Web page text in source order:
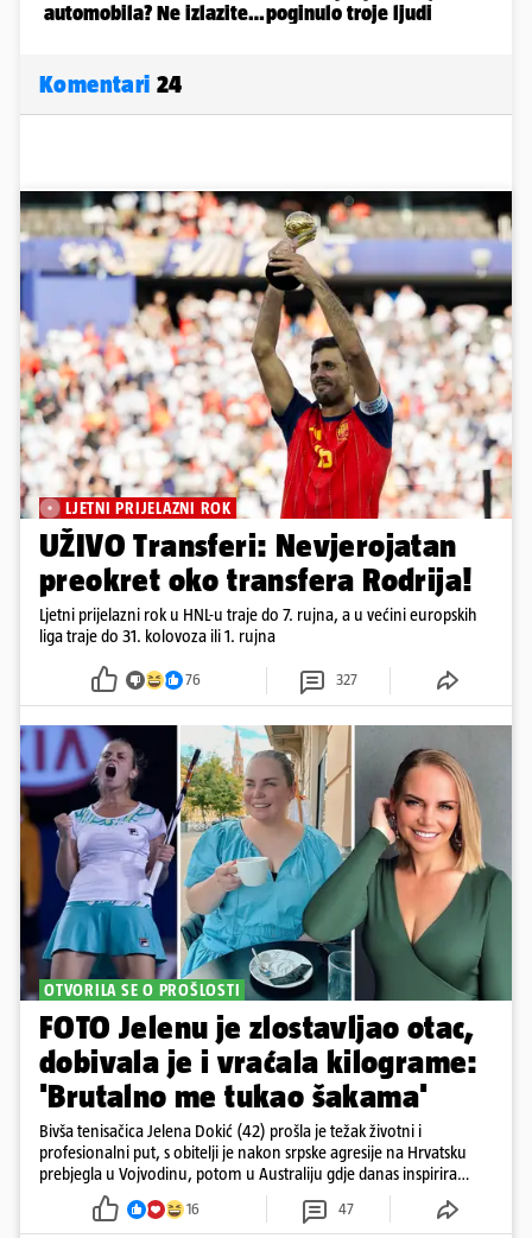
Komentari 24
LJETNI PRIJELAZNI ROK
UŽIVO Transferi: Nevjerojatan
preokret oko transfera Rodrija!
Ljetni prijelazni rok u HNL-u traje do 7. rujna, a u većini europskih
liga traje do 31. kolovoza ili 1. rujna
76 327
OTVORILA SE O PROŠLOSTI
FOTO Jelenu je zlostavljao otac,
dobivala je i vraćala kilograme:
'Brutalno me tukao šakama'
Bivša tenisačica Jelena Dokić (42) prošla je težak životni i
profesionalni put, s obitelji je nakon srpske agresije na Hrvatsku
prebjegla u Vojvodinu, potom u Australiju gdje danas inspirira
16 47